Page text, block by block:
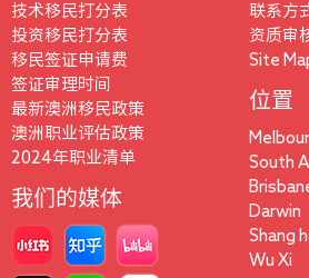
技术移民打分表
投资移民打分表
移民签证申请费
签证审理时间
最新澳洲移民政策
澳洲职业评估政策
2024年职业清单
我们的媒体
联系方
资质审
Site
位置
South
Darwin
Shang
Wu Xi